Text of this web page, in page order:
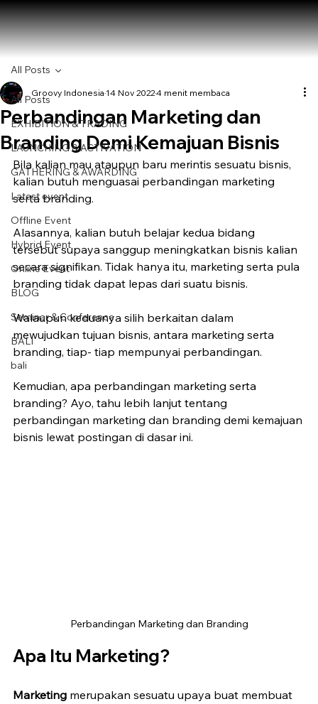
All Posts
EXHIBITION & TRADING
LAUNCHING & ACTIVATION
GATHERING & AWARDING
Latest event
Offline Event
Hybrid Event
Online Event
BLOG
Seminar & Conference
BALI
bali
All Posts
Perbandingan Marketing dan
Branding Demi Kemajuan Bisnis
Groovy Indonesia 14 Nov 20224 menit membaca
Bila kalian mau ataupun baru merintis sesuatu bisnis,
kalian butuh menguasai perbandingan marketing
serta branding.
Alasannya, kalian butuh belajar kedua bidang
tersebut supaya sanggup meningkatkan bisnis kalian
secara signifikan. Tidak hanya itu, marketing serta pula
branding tidak dapat lepas dari suatu bisnis.
Walaupun keduanya silih berkaitan dalam
mewujudkan tujuan bisnis, antara marketing serta
branding, tiap- tiap mempunyai perbandingan.
Kemudian, apa perbandingan marketing serta
branding? Ayo, tahu lebih lanjut tentang
perbandingan marketing dan branding demi kemajuan
bisnis lewat postingan di dasar ini.
Perbandingan Marketing dan Branding
Apa Itu Marketing?
Marketing merupakan sesuatu upaya buat membuat